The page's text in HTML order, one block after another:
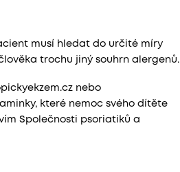
musí hledat do určité míry
trochu jiný souhrn alergenů.
nebo
které nemoc svého dítěte
Společnosti psoriatiků a